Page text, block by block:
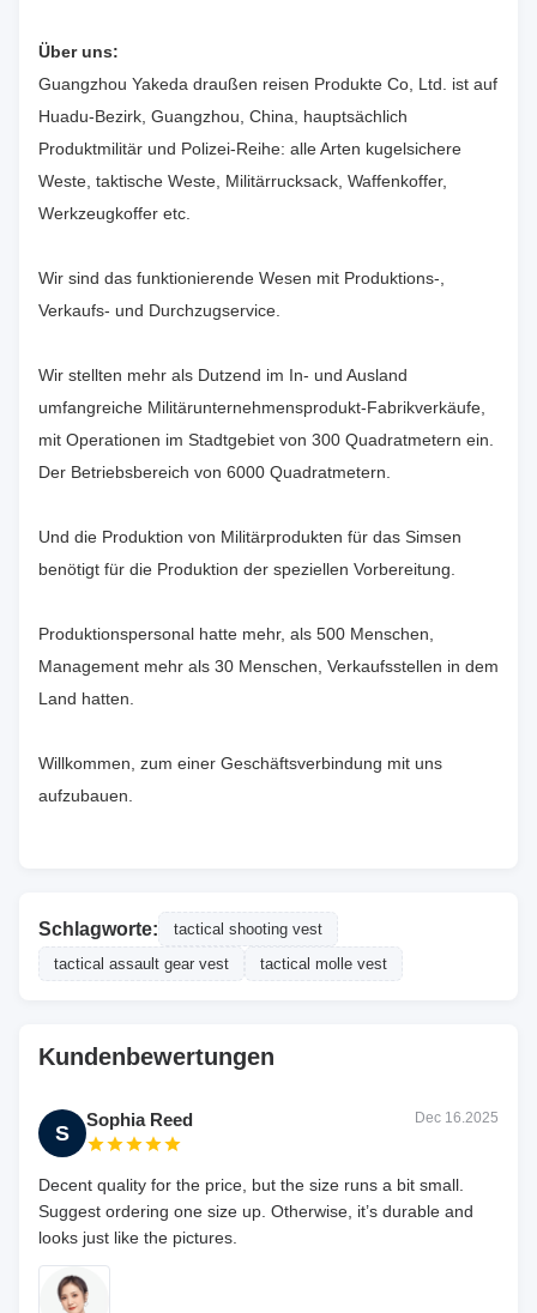
Über uns:
Guangzhou Yakeda draußen reisen Produkte Co, Ltd. ist auf
Huadu-Bezirk, Guangzhou, China, hauptsächlich
Produktmilitär und Polizei-Reihe: alle Arten kugelsichere
Weste, taktische Weste, Militärrucksack, Waffenkoffer,
Werkzeugkoffer etc.
Wir sind das funktionierende Wesen mit Produktions-,
Verkaufs- und Durchzugservice.
Wir stellten mehr als Dutzend im In- und Ausland
umfangreiche Militärunternehmensprodukt-Fabrikverkäufe,
mit Operationen im Stadtgebiet von 300 Quadratmetern ein.
Der Betriebsbereich von 6000 Quadratmetern.
Und die Produktion von Militärprodukten für das Simsen
benötigt für die Produktion der speziellen Vorbereitung.
Produktionspersonal hatte mehr, als 500 Menschen,
Management mehr als 30 Menschen, Verkaufsstellen in dem
Land hatten.
Willkommen, zum einer Geschäftsverbindung mit uns
aufzubauen.
Schlagworte:
tactical shooting vest
tactical assault gear vest
tactical molle vest
Kundenbewertungen
S
Sophia Reed Dec 16.2025
Decent quality for the price, but the size runs a bit small.
Suggest ordering one size up. Otherwise, it’s durable and
looks just like the pictures.